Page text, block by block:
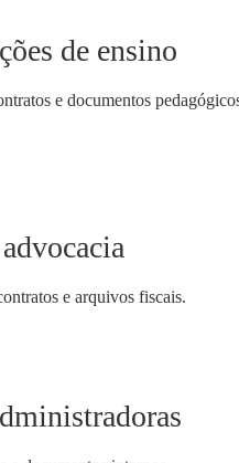
de ensino
e documentos
e arquivos fiscais.